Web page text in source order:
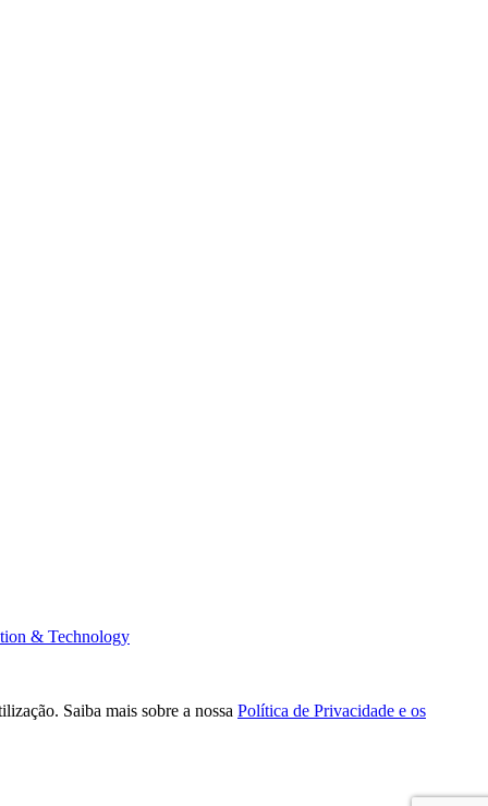
& Technology
Saiba mais sobre a nossa Política de Privacidade e os